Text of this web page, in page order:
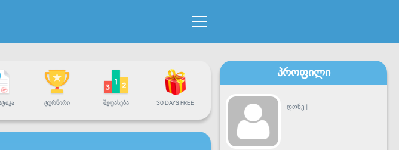
ᲢᲣᲠᲜᲘᲠᲘ ᲨᲔᲤᲐᲡᲔᲑᲐ 30 DAYS FREE
პროფილი
დონე |